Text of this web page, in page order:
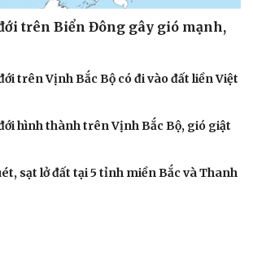
trên Biển Đông gây gió mạnh,
trên Vịnh Bắc Bộ có đi vào đất liền Việt
hình thành trên Vịnh Bắc Bộ, gió giật
sạt lở đất tại 5 tỉnh miền Bắc và Thanh